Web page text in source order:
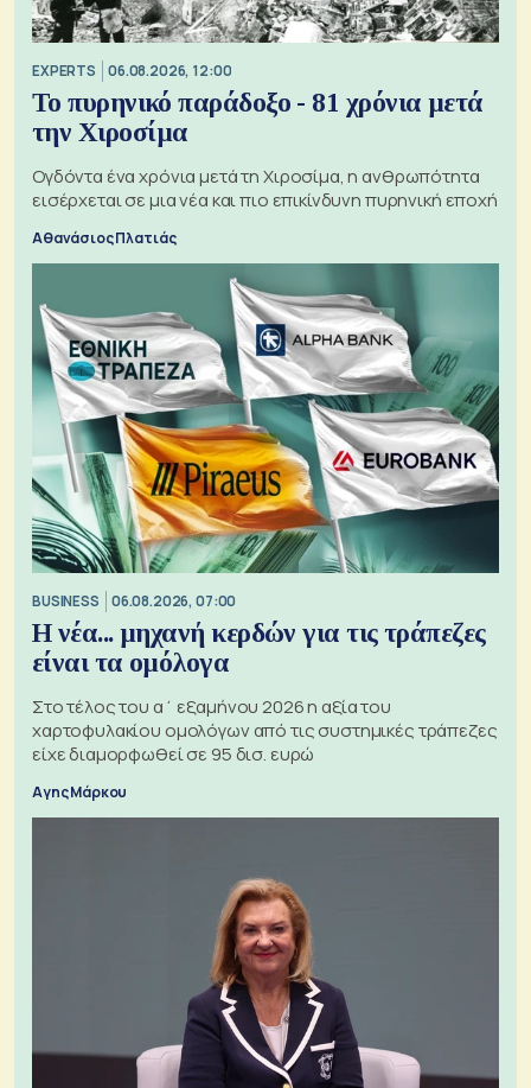
EXPERTS 06.08.2026, 12:00
Το πυρηνικό παράδοξο - 81 χρόνια μετά
την Χιροσίμα
Ογδόντα ένα χρόνια μετά τη Χιροσίμα, η ανθρωπότητα
εισέρχεται σε μια νέα και πιο επικίνδυνη πυρηνική εποχή
Αθανάσιος Πλατιάς
BUSINESS 06.08.2026, 07:00
Η νέα... μηχανή κερδών για τις τράπεζες
είναι τα ομόλογα
Στο τέλος του α΄ εξαμήνου 2026 η αξία του
χαρτοφυλακίου ομολόγων από τις συστημικές τράπεζες
είχε διαμορφωθεί σε 95 δισ. ευρώ
Αγης Μάρκου